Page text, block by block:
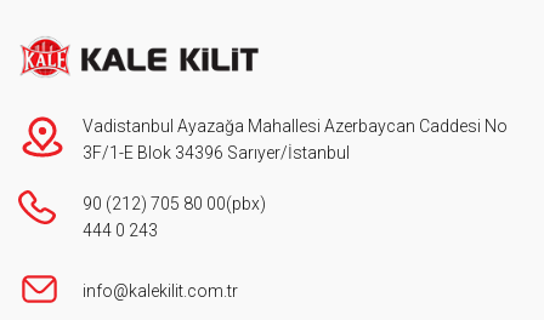
Vadistanbul Ayazağa Mahallesi Azerbaycan Caddesi No
3F/1-E Blok 34396 Sarıyer/İstanbul
90 (212) 705 80 00(pbx)
444 0 243
info@kalekilit.com.tr